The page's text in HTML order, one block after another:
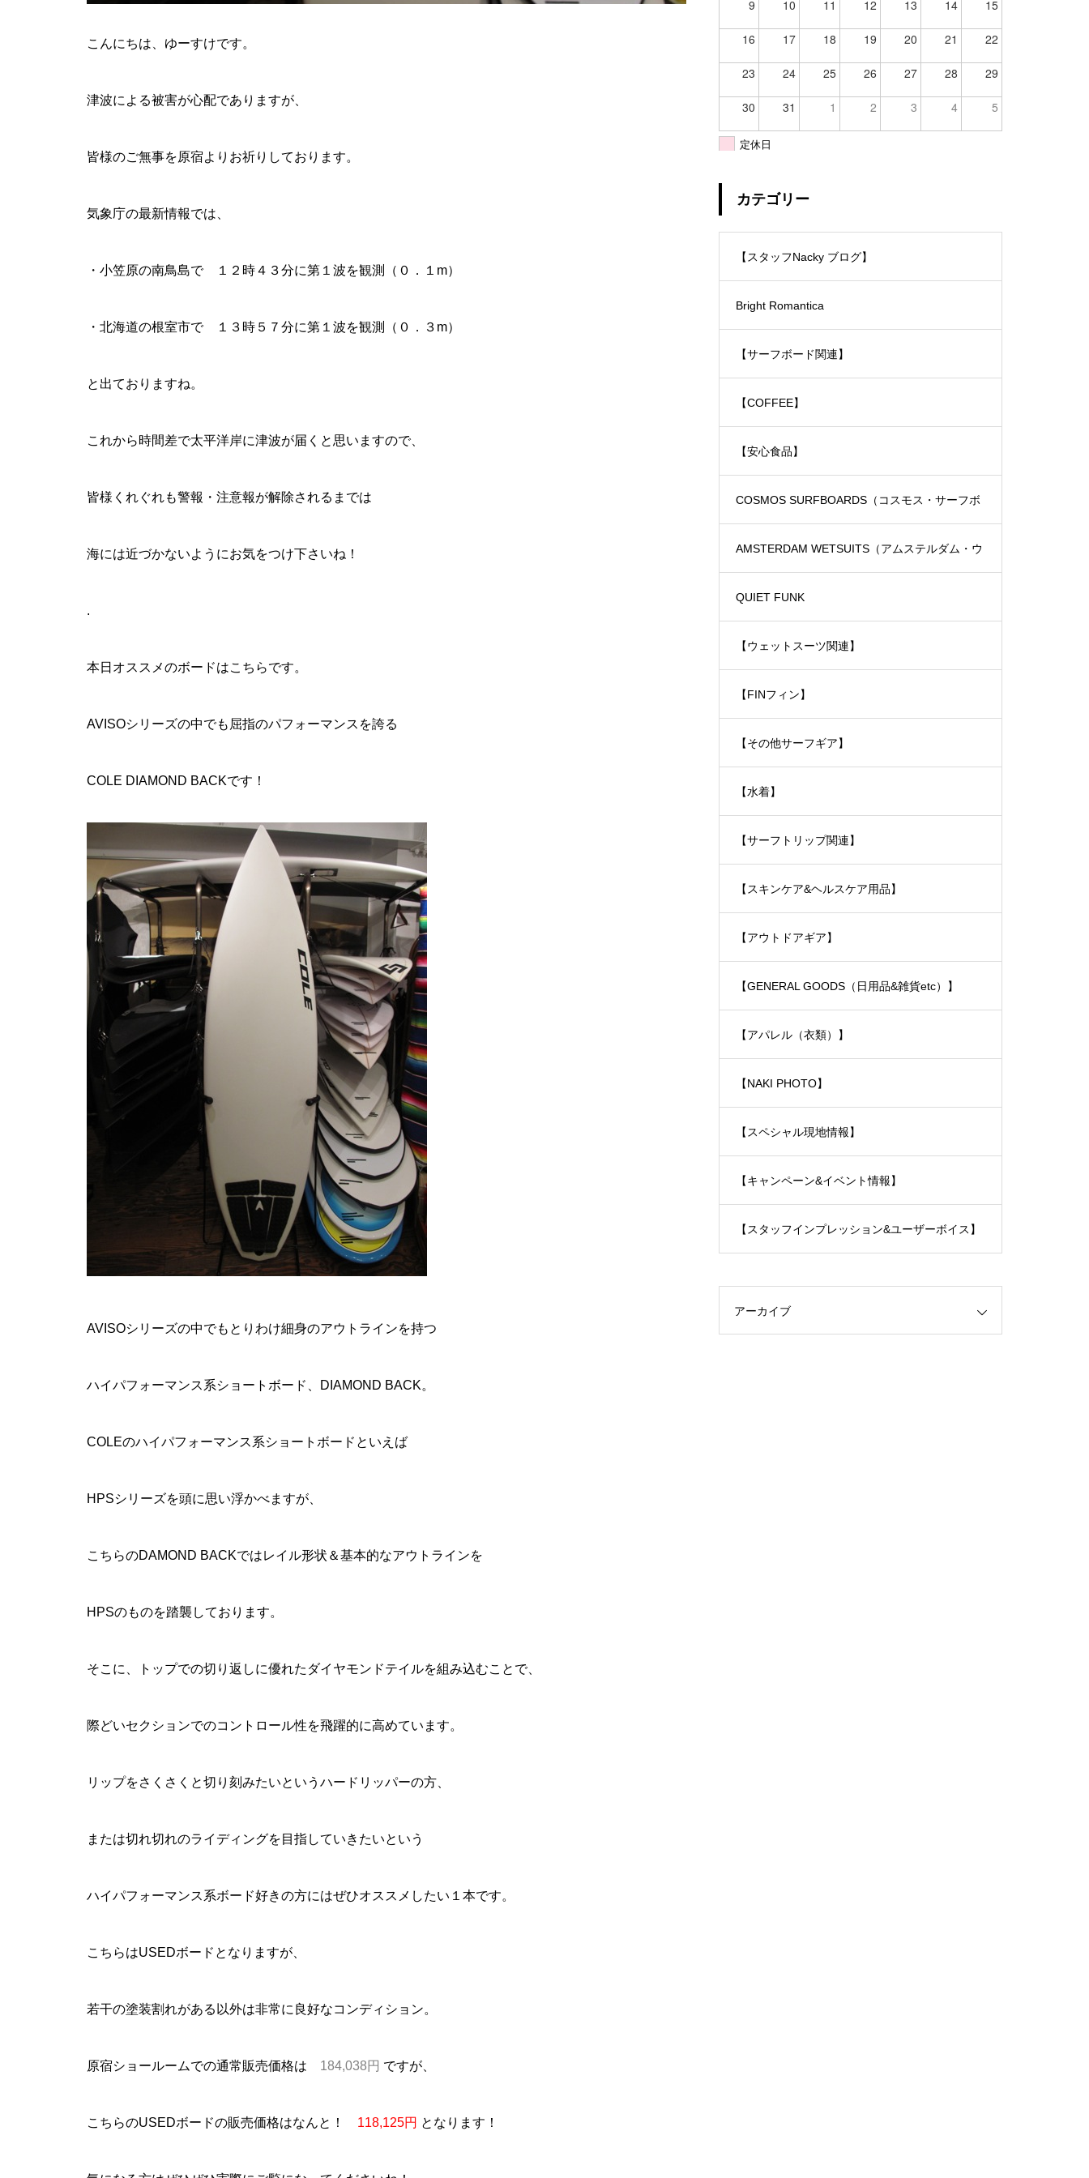
こんにちは、ゆーすけです。
津波による被害が心配でありますが、
皆様のご無事を原宿よりお祈りしております。
気象庁の最新情報では、
・小笠原の南鳥島で １２時４３分に第１波を観測（０．１m）
・北海道の根室市で １３時５７分に第１波を観測（０．３m）
と出ておりますね。
これから時間差で太平洋岸に津波が届くと思いますので、
皆様くれぐれも警報・注意報が解除されるまでは
海には近づかないようにお気をつけ下さいね！
.
本日オススメのボードはこちらです。
AVISOシリーズの中でも屈指のパフォーマンスを誇る
COLE DIAMOND BACKです！
AVISOシリーズの中でもとりわけ細身のアウトラインを持つ
ハイパフォーマンス系ショートボード、DIAMOND BACK。
COLEのハイパフォーマンス系ショートボードといえば
HPSシリーズを頭に思い浮かべますが、
こちらのDAMOND BACKではレイル形状＆基本的なアウトラインを
HPSのものを踏襲しております。
そこに、トップでの切り返しに優れたダイヤモンドテイルを組み込むことで、
際どいセクションでのコントロール性を飛躍的に高めています。
リップをさくさくと切り刻みたいというハードリッパーの方、
または切れ切れのライディングを目指していきたいという
ハイパフォーマンス系ボード好きの方にはぜひオススメしたい１本です。
こちらはUSEDボードとなりますが、
若干の塗装割れがある以外は非常に良好なコンディション。
原宿ショールームでの通常販売価格は 184,038円 ですが、
こちらのUSEDボードの販売価格はなんと！ 118,125円 となります！
9 10 11 12 13 14 15
16 17 18 19 20 21 22
23 24 25 26 27 28 29
30 31 1 2 3 4 5
定休日
カテゴリー
【スタッフNacky ブログ】
Bright Romantica
【サーフボード関連】
【COFFEE】
【安心食品】
COSMOS SURFBOARDS（コスモス・サーフボ
ード）
AMSTERDAM WETSUITS（アムステルダム・ウ
ェットスーツ）
QUIET FUNK
【ウェットスーツ関連】
【FINフィン】
【その他サーフギア】
【水着】
【サーフトリップ関連】
【スキンケア&ヘルスケア用品】
【アウトドアギア】
【GENERAL GOODS（日用品&雑貨etc）】
【アパレル（衣類）】
【NAKI PHOTO】
【スペシャル現地情報】
【キャンペーン&イベント情報】
【スタッフインプレッション&ユーザーボイス】
アーカイブ